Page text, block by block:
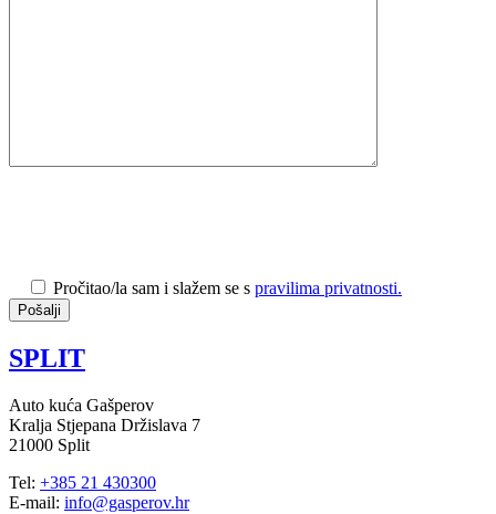
Pročitao/la sam i slažem se s pravilima privatnosti.
SPLIT
Auto kuća Gašperov
Kralja Stjepana Držislava 7
21000 Split
Tel: +385 21 430300
E-mail: info@gasperov.hr